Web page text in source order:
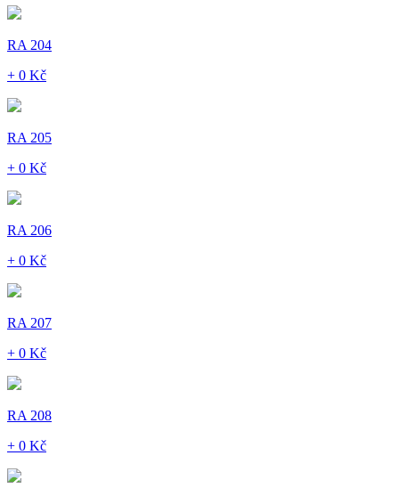
RA 204
+ 0 Kč
RA 205
+ 0 Kč
RA 206
+ 0 Kč
RA 207
+ 0 Kč
RA 208
+ 0 Kč